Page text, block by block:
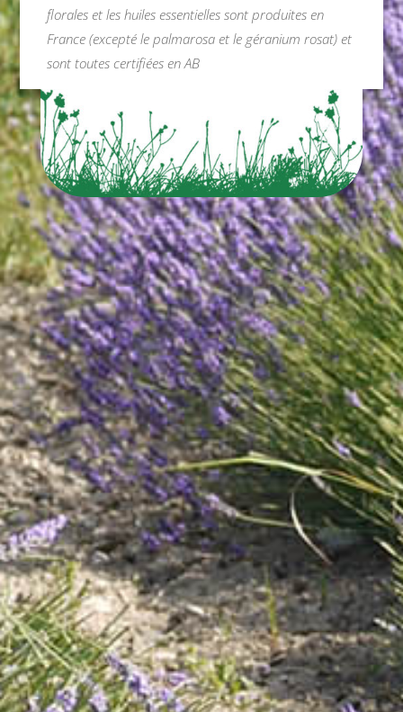
florales et les huiles essentielles sont produites en
France (excepté le palmarosa et le géranium rosat) et
sont toutes certifiées en AB